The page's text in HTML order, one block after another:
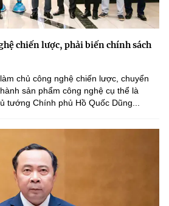
chiến lược, phải biến chính sách
chủ công nghệ chiến lược, chuyển
sản phẩm công nghệ cụ thể là
tướng Chính phủ Hồ Quốc Dũng...